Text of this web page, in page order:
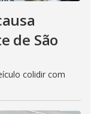
de São
colidir com